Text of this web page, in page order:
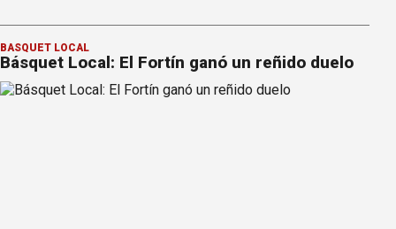
BÁSQUET LOCAL
Básquet Local: El Fortín ganó un reñido duelo